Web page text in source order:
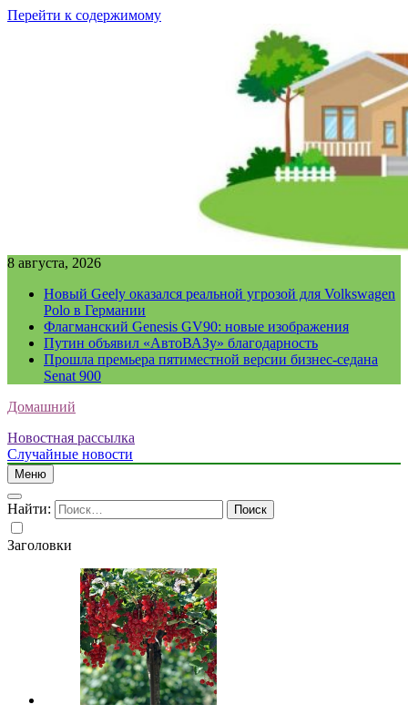
Перейти к содержимому
8 августа, 2026
Новый Geely оказался реальной угрозой для Volkswagen
Polo в Германии
Флагманский Genesis GV90: новые изображения
Путин объявил «АвтоВАЗу» благодарность
Прошла премьера пятиместной версии бизнес-седана
Senat 900
Домашний
Новостная рассылка
Случайные новости
Меню
Найти:
Заголовки